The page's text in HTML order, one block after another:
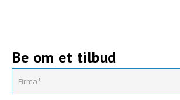
Be om et tilbud